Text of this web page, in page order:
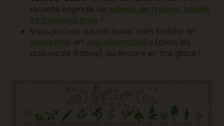
recette originale de salade de fraises, basilic
et fromage frais !
Vous pouvez aussi la boire : bien fraîche en
smoothie, en eau aromatisée (avec les
queues de fraises), ou encore en thé glacé !